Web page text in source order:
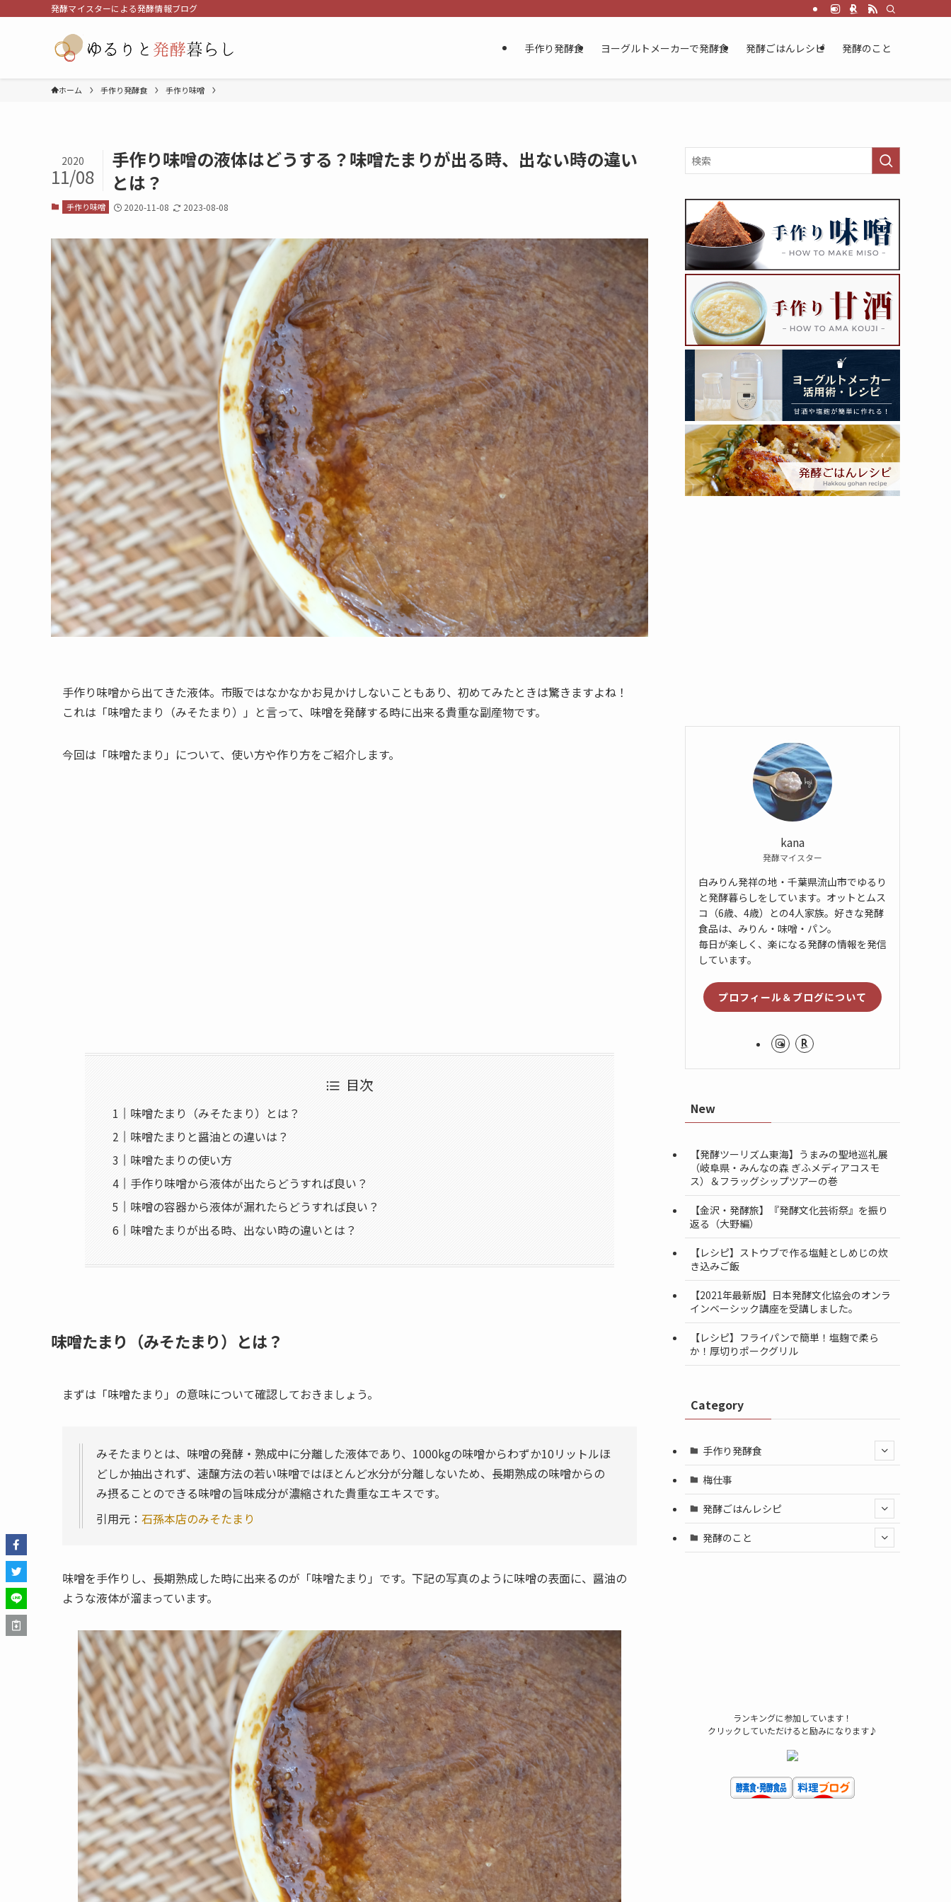
発酵マイスターによる発酵情報ブログ
手作り発酵食 ヨーグルトメーカーで発酵食 発酵ごはんレシピ 発酵のこと
ホーム 手作り発酵食 手作り味噌
手作り味噌の液体はどうする？味噌たまりが出る時、出ない時の違い
とは？
2020
11/08
手作り味噌 2020-11-08 2023-08-08
手作り味噌から出てきた液体。市販ではなかなかお見かけしないこともあり、初めてみたときは驚きますよね！
これは「味噌たまり（みそたまり）」と言って、味噌を発酵する時に出来る貴重な副産物です。
今回は「味噌たまり」について、使い方や作り方をご紹介します。
目次
味噌たまり（みそたまり）とは？
味噌たまりと醤油との違いは？
味噌たまりの使い方
手作り味噌から液体が出たらどうすれば良い？
味噌の容器から液体が漏れたらどうすれば良い？
味噌たまりが出る時、出ない時の違いとは？
味噌たまり（みそたまり）とは？
まずは「味噌たまり」の意味について確認しておきましょう。
みそたまりとは、味噌の発酵・熟成中に分離した液体であり、1000kgの味噌からわずか10リットルほ
どしか抽出されず、速醸方法の若い味噌ではほとんど水分が分離しないため、長期熟成の味噌からの
み摂ることのできる味噌の旨味成分が濃縮された貴重なエキスです。
引用元： 石孫本店のみそたまり
味噌を手作りし、長期熟成した時に出来るのが「味噌たまり」です。下記の写真のように味噌の表面に、醤油の
ような液体が溜まっています。
kana
発酵マイスター
白みりん発祥の地・千葉県流山市でゆるり
と発酵暮らしをしています。オットとムス
コ（6歳、4歳）との4人家族。好きな発酵
食品は、みりん・味噌・パン。
毎日が楽しく、楽になる発酵の情報を発信
しています。
プロフィール＆ブログについて
New
【発酵ツーリズム東海】うまみの聖地巡礼展
（岐阜県・みんなの森 ぎふメディアコスモ
ス）＆フラッグシップツアーの巻
【金沢・発酵旅】『発酵文化芸術祭』を振り
返る（大野編）
【レシピ】ストウブで作る塩鮭としめじの炊
き込みご飯
【2021年最新版】日本発酵文化協会のオンラ
インベーシック講座を受講しました。
【レシピ】フライパンで簡単！塩麹で柔ら
か！厚切りポークグリル
Category
手作り発酵食
梅仕事
発酵ごはんレシピ
発酵のこと
ランキングに参加しています！
クリックしていただけると励みになります♪